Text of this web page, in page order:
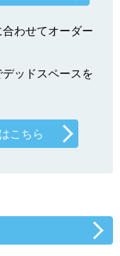
わせてオーダー
ッドスペースを
こちら